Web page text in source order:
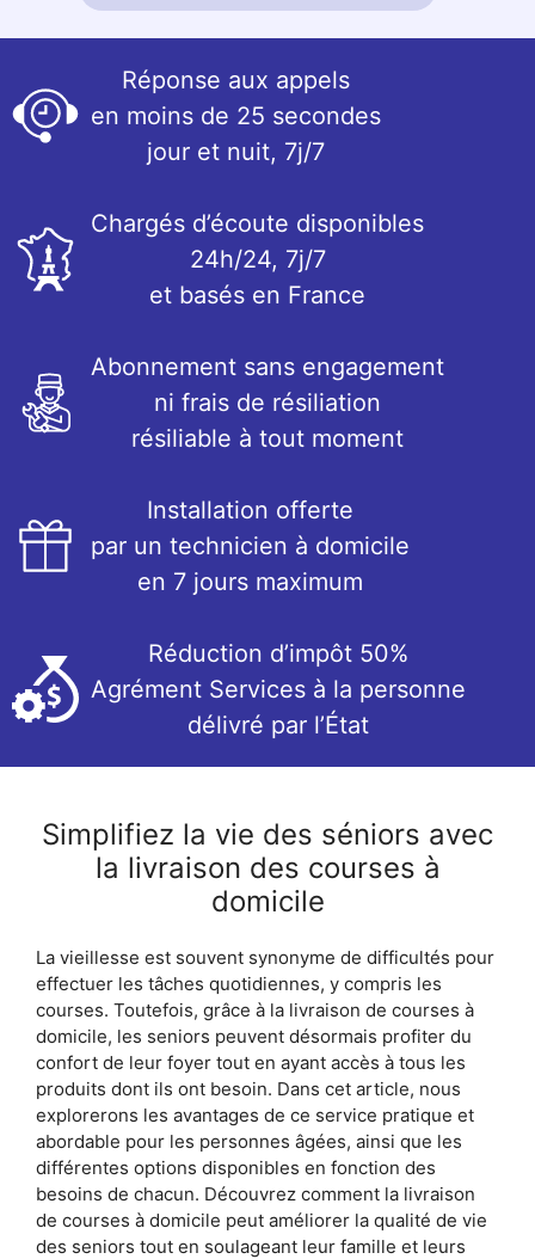
Réponse aux appels
en moins de 25 secondes
jour et nuit, 7j/7
Chargés d’écoute disponibles
24h/24, 7j/7
et basés en France
Abonnement sans engagement
ni frais de résiliation
résiliable à tout moment
Installation offerte
par un technicien à domicile
en 7 jours maximum
Réduction d’impôt 50%
Agrément Services à la personne
délivré par l’État
Simplifiez la vie des séniors avec
la livraison des courses à
domicile
La vieillesse est souvent synonyme de difficultés pour
effectuer les tâches quotidiennes, y compris les
courses. Toutefois, grâce à la livraison de courses à
domicile, les seniors peuvent désormais profiter du
confort de leur foyer tout en ayant accès à tous les
produits dont ils ont besoin. Dans cet article, nous
explorerons les avantages de ce service pratique et
abordable pour les personnes âgées, ainsi que les
différentes options disponibles en fonction des
besoins de chacun. Découvrez comment la livraison
de courses à domicile peut améliorer la qualité de vie
des seniors tout en soulageant leur famille et leurs